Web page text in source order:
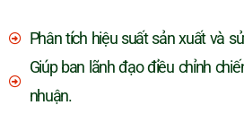
Phân tích hiệu suất sản xuất và
Giúp ban lãnh đạo điều chỉnh
nhuận.